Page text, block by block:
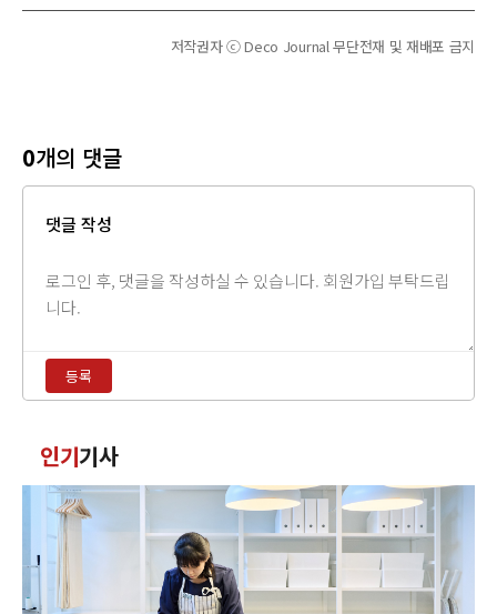
저작권자 ⓒ Deco Journal 무단전재 및 재배포 금지
0개의 댓글
댓글 작성
력
등록
글
인기기사